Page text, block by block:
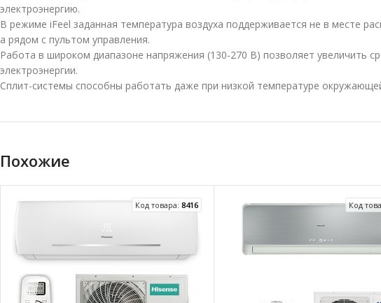
электроэнергию.
В режиме iFeel заданная температура воздуха поддерживается не в месте
а рядом с пультом управления.
Работа в широком диапазоне напряжения (130-270 В) позволяет увеличить
электроэнергии.
Сплит-системы способны работать даже при низкой температуре
Похожие
Код товара: 8416 Код